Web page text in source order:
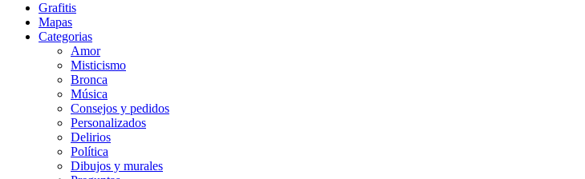
Grafitis
Mapas
Categorias
Amor
Misticismo
Bronca
Música
Consejos y pedidos
Personalizados
Delirios
Política
Dibujos y murales